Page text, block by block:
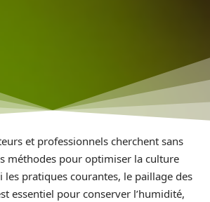
et professionnels cherchent sans
méthodes pour optimiser la culture
les pratiques courantes, le paillage des
essentiel pour conserver l’humidité,